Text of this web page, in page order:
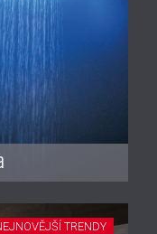
TRENDY